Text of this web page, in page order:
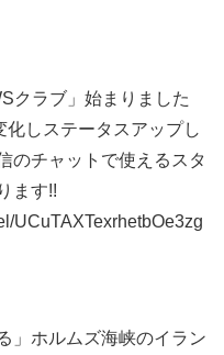
クラブ」始まりました
化しステータスアップし
のチャットで使えるスタ
ます!!
UCuTAXTexrhetbOe3zg
」ホルムズ海峡のイラン